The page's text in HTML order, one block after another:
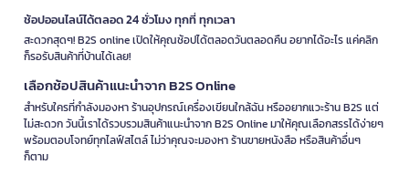
งานออกมาเนียนและสวยงาม
ใช้งานได้นานและคุ้มค่าพู่กันและเครื่องมือคุณภาพสูงทนทานกว่า
ประหยัดค่าใช้จ่ายในระยะยาว แม้จะมีราคาแพงกว่าในตอนแรก แต่
ควบคุมได้ง่ายอุปกรณ์ศิลปะที่ออกแบบมาดีช่วยให้ทำงานได้อย่างราบรื่น
และแม่นยำ ไม่ว่าจะเป็นพู่กันที่จับถนัดมือ ขาตั้งที่ปรับระดับได้ หรือ
กระดาษที่มีพื้นผิวเหมาะสม
สร้างแรงบันดาลใจการมีเครื่องมือที่ดีกระตุ้นให้อยากสร้างสรรค์ผลงาน
มากขึ้น เพราะมั่นใจว่าอุปกรณ์จะช่วยถ่ายทอดไอเดียออกมาได้ตามที่
ช้อปออนไลน์ได้ตลอด 24 ชั่วโมง ทุกที่ ทุกเวลา
สะดวกสุดๆ! B2S online เปิดให้คุณช้อปได้ตลอดวันตลอดคืน อยากได้อะไร แค่คลิก
ก็รอรับสินค้าที่บ้านได้เลย!
เลือกช้อปสินค้าแนะนำจาก B2S Online
สำหรับใครที่กำลังมองหา ร้านอุปกรณ์เครื่องเขียนใกล้ฉัน หรืออยากแวะร้าน B2S แต่
ไม่สะดวก วันนี้เราได้รวบรวมสินค้าแนะนำจาก B2S Online มาให้คุณเลือกสรรได้ง่ายๆ
พร้อมตอบโจทย์ทุกไลฟ์สไตล์ ไม่ว่าคุณจะมองหา ร้านขายหนังสือ หรือสินค้าอื่นๆ
ก็ตาม